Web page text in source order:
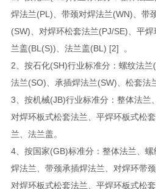
焊法兰(PL)、带颈对焊法兰(WN)、带
(SW)、对焊环松套法兰(PJ/SE)、平
兰盖(BL(S))、法兰盖(BL) [2] 。
2、按石化(SH)行业标准分：螺纹法
法兰(SO)、承插焊法兰(SW)、松套法
3、按机械(JB)行业标准分：整体法兰
对焊环板式松套法兰、平焊环板式松
兰、法兰盖。
4、按国家(GB)标准分：整体法兰、
焊法兰、带颈承插焊法兰、对焊环带
对焊环板式松套法兰、平焊环板式松